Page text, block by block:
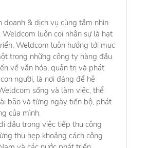
doanh & dịch vụ cùng tầm nhìn
Weldcom luôn coi nhân sự là hạt
Weldcom luôn hướng tới mục
trong những công ty hàng đầu
về văn hóa, quản trị và phát
người, là nơi đáng để hệ
sống và làm việc, thể
bão và từng ngày tiến bộ, phát
của mình.
đầu trong việc tiếp thu công
thu hẹp khoảng cách công